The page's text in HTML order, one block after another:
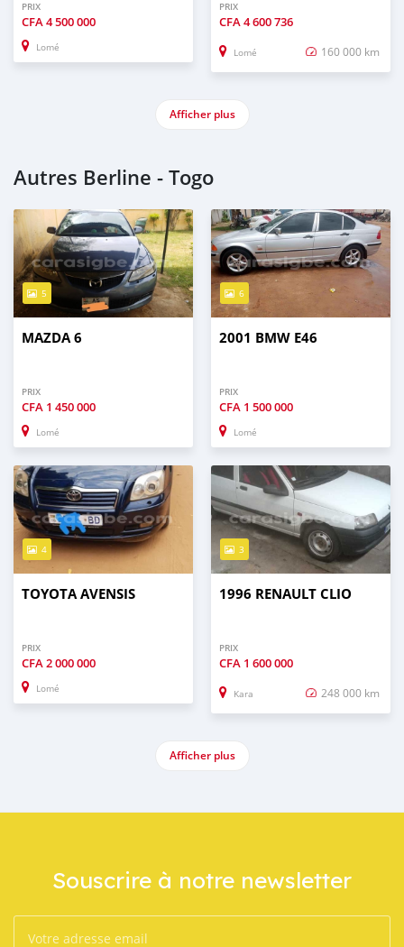
PRIX
CFA4 500 000
Lomé
PRIX
CFA4 600 736
Lomé 160 000 km
Afficher plus
Autres Berline - Togo
5
MAZDA 6
PRIX
CFA 1 450 000
Lomé
6
2001 BMW E46
PRIX
CFA 1 500 000
Lomé
4
TOYOTA AVENSIS
PRIX
CFA2 000 000
Lomé
3
1996 RENAULT CLIO
PRIX
CFA 1 600 000
Kara 248 000 km
Afficher plus
Souscrire à notre newsletter